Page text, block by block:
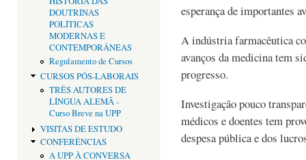
DOUTRINAS
POLÍTICAS
MODERNAS E
CONTEMPORÂNEAS
Regulamento de Cursos
CURSOS PÓS-LABORAIS
TRÊS AUTORES DE
LÍNGUA ALEMÃ -
Curso Breve na UPP
VISITAS DE ESTUDO
CONFERÊNCIAS
A UPP À CONVERSA
esperança de importantes
A indústria farmacêutica
avanços da medicina tem
progresso.
Investigação pouco
médicos e doentes tem
despesa pública e dos